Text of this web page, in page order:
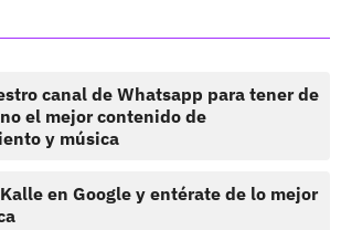
canal de Whatsapp para tener de
el mejor contenido de
y música
en Google y entérate de lo mejor